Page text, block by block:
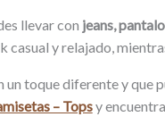
llevar con jeans,
casual y relajado,
un toque diferente y que
– Topsy